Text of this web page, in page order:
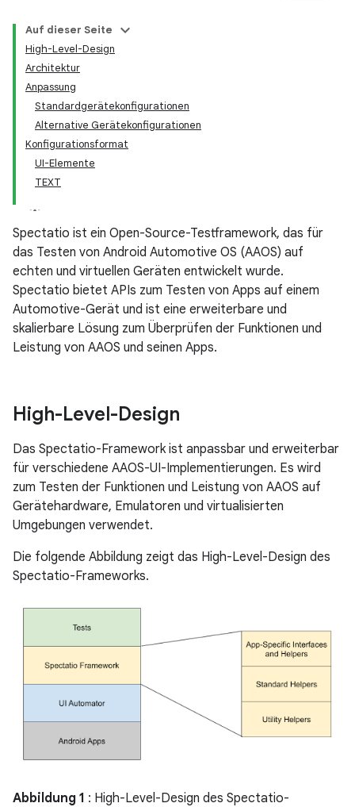
Auf dieser Seite
High-Level-Design
Architektur
Anpassung
Standardgerätekonfigurationen
Alternative Gerätekonfigurationen
Konfigurationsformat
UI-Elemente
TEXT
Spectatio ist ein Open-Source-Testframework, das für
das Testen von Android Automotive OS (AAOS) auf
echten und virtuellen Geräten entwickelt wurde.
Spectatio bietet APIs zum Testen von Apps auf einem
Automotive-Gerät und ist eine erweiterbare und
skalierbare Lösung zum Überprüfen der Funktionen und
Leistung von AAOS und seinen Apps.
High-Level-Design
Das Spectatio-Framework ist anpassbar und erweiterbar
für verschiedene AAOS-UI-Implementierungen. Es wird
zum Testen der Funktionen und Leistung von AAOS auf
Gerätehardware, Emulatoren und virtualisierten
Umgebungen verwendet.
Die folgende Abbildung zeigt das High-Level-Design des
Spectatio-Frameworks.
Abbildung 1 : High-Level-Design des Spectatio-